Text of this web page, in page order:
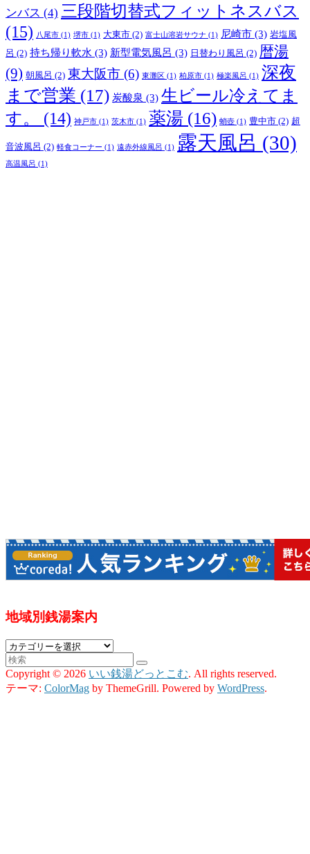
ンバス (4) 三段階切替式フィットネスバス
(15)
八尾市 (1) 堺市 (1) 大東市 (2) 富士山溶岩サウナ (1) 尼崎市 (3) 岩塩風
呂 (2) 持ち帰り軟水 (3) 新型電気風呂 (3) 日替わり風呂 (2) 暦湯
(9) 朝風呂 (2) 東大阪市 (6) 東灘区 (1) 柏原市 (1) 極楽風呂 (1) 深夜
まで営業 (17) 炭酸泉 (3) 生ビール冷えてま
す。
(14) 神戸市 (1) 茨木市 (1) 薬湯 (16) 蛸壺 (1) 豊中市 (2) 超
音波風呂 (2) 軽食コーナー (1) 遠赤外線風呂 (1) 露天風呂 (30)
高温風呂 (1)
地域別銭湯案内
地
域
別
銭
Copyright © 2026 いい銭湯どっとこむ. All rights reserved.
テーマ: ColorMag by ThemeGrill. Powered by WordPress.